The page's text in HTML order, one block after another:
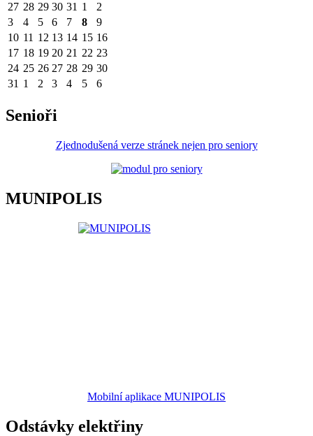
27 28 29 30 31 1
2
3
4 5 6 7 8
9
10 11 12 13 14 15 16
17 18 19 20 21 22 23
24 25 26 27 28 29 30
31 1 2 3 4 5 6
Senioři
Zjednodušená verze stránek nejen pro seniory
MUNIPOLIS
Mobilní aplikace MUNIPOLIS
Odstávky elektřiny